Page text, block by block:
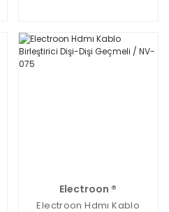
Electroon ®
Electroon Hdmı Kablo